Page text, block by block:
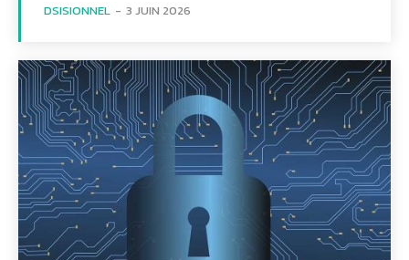
DSISIONNEL - 3 JUIN 2026